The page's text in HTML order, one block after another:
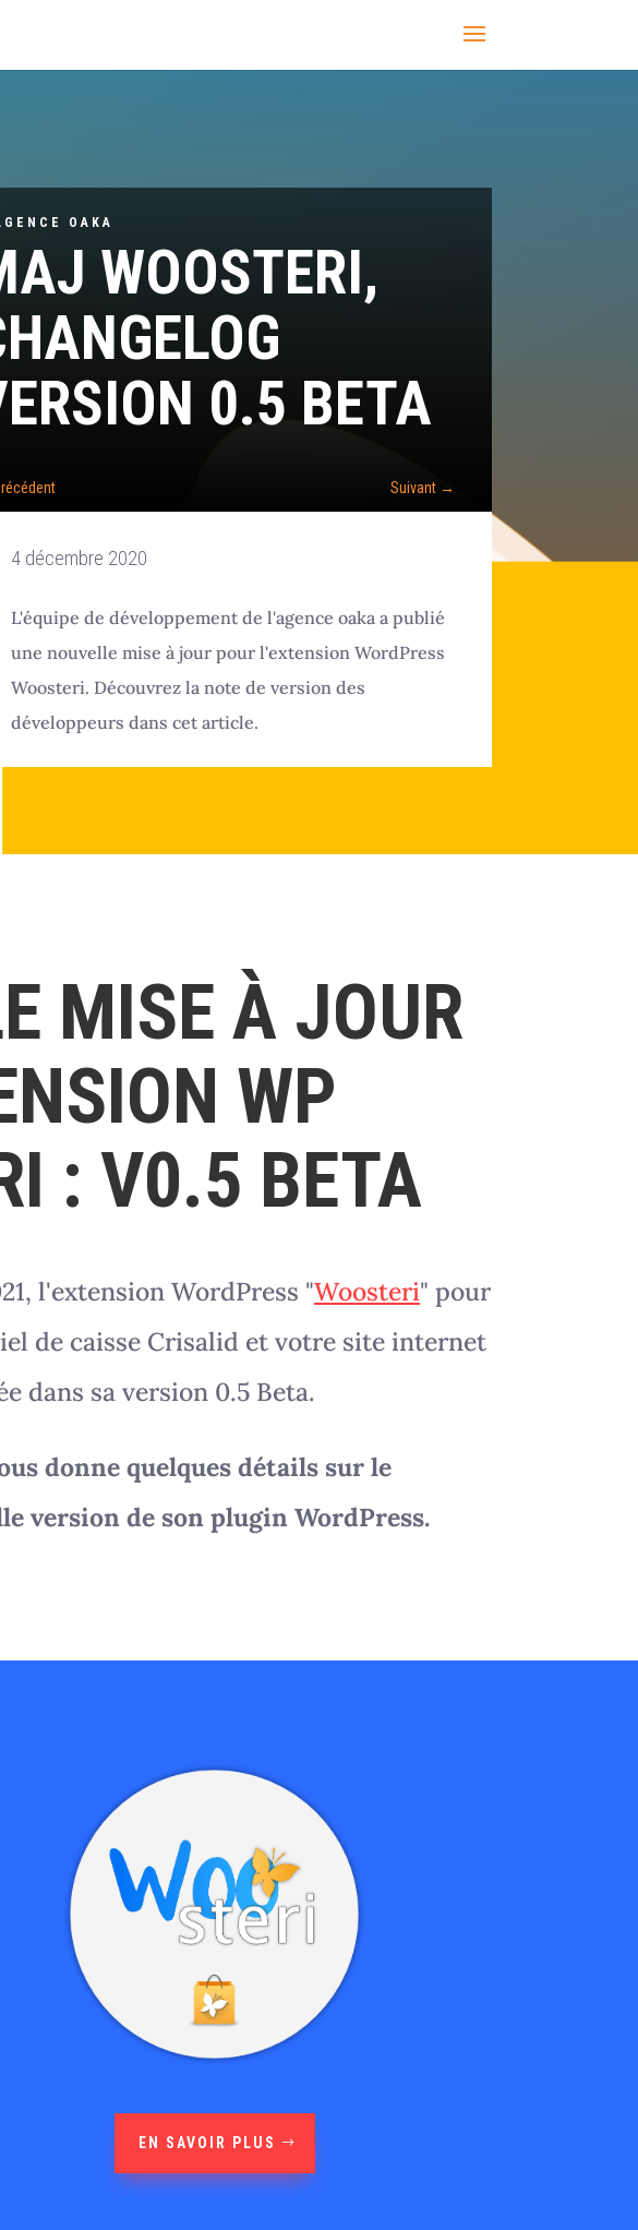
OAKA
WOOSTERI,
0.5 BETA
Suivant→
4 décembre 2020
L'équipe de développement de l'agence oaka a publié
une nouvelle mise à jour pour l'extension WordPress
Woosteri. Découvrez la note de version des
développeurs dans cet article.
MISE À JOUR
WP
: V0.5 BETA
l'extension WordPress "Woosteri" pour
de caisse Crisalid et votre site internet
dans sa version 0.5 Beta.
donne quelques détails sur le
version de son plugin WordPress.
EN SAVOIR PLUS